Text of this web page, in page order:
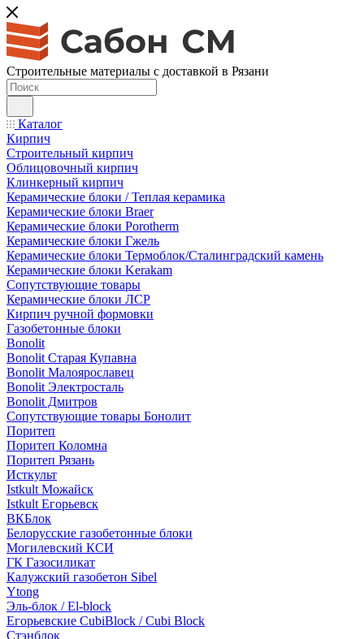
Строительные материалы с доставкой в Рязани
Каталог
Кирпич
Строительный кирпич
Облицовочный кирпич
Клинкерный кирпич
Керамические блоки / Теплая керамика
Керамические блоки Braer
Керамические блоки Porotherm
Керамические блоки Гжель
Керамические блоки Термоблок/Сталинградский камень
Керамические блоки Kerakam
Сопутствующие товары
Керамические блоки ЛСР
Кирпич ручной формовки
Газобетонные блоки
Bonolit
Bonolit Старая Купавна
Bonolit Малоярославец
Bonolit Электросталь
Bonolit Дмитров
Сопутствующие товары Бонолит
Поритеп
Поритеп Коломна
Поритеп Рязань
Исткульт
Istkult Можайск
Istkult Егорьевск
ВКБлок
Белорусские газобетонные блоки
Могилевский КСИ
ГК Газосиликат
Калужский газобетон Sibel
Ytong
Эль-блок / El-block
Егорьевские CubiBlock / Cubi Block
Стэнблок